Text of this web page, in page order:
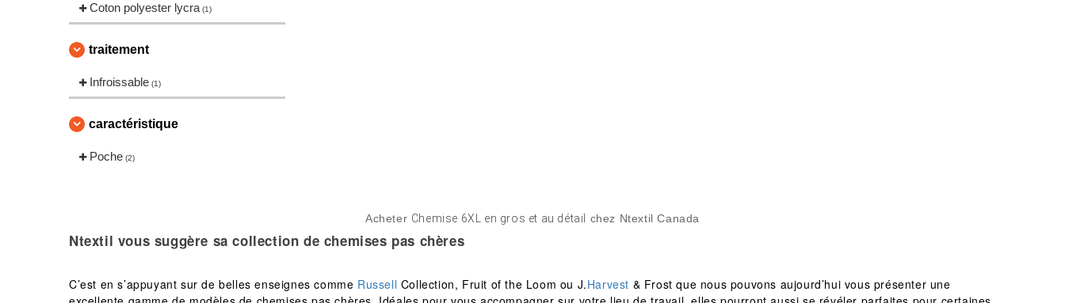
Coton polyester lycra (1)
traitement
Infroissable (1)
caractéristique
Poche (2)
Acheter Chemise 6XL en gros et au détail chez Ntextil Canada
Ntextil vous suggère sa collection de chemises pas chères
C’est en s’appuyant sur de belles enseignes comme Russell Collection, Fruit of the Loom ou J.Harvest & Frost que nous pouvons aujourd’hui vous présenter une